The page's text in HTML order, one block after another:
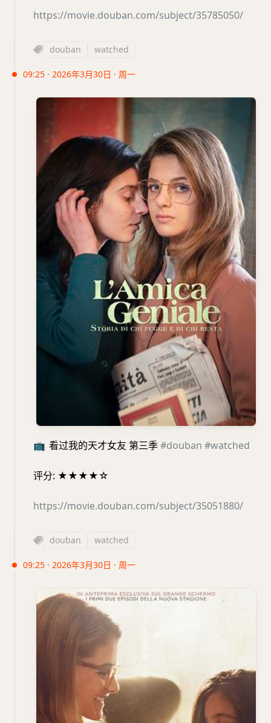
https://movie.douban.com/subject/35785050/
douban watched
09:25 · 2026年3月30日 · 周一
📺 看过我的天才女友 第三季#douban #watched
评分: ★★★★☆
https://movie.douban.com/subject/35051880/
douban watched
09:25 · 2026年3月30日 · 周一